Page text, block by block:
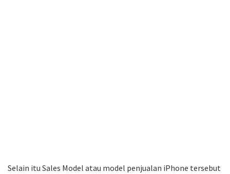
Selain itu Sales Model atau model penjualan iPhone tersebut